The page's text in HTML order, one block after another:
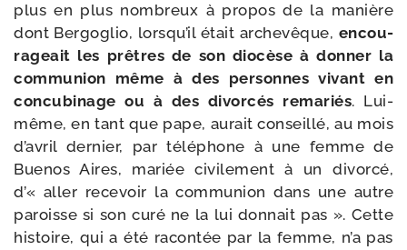
plus en plus nom­breux à pro­pos de la manière
dont Bergoglio, lorsqu’il était arche­vêque, encou­
ra­geait les prêtres de son dio­cèse à don­ner la
com­mu­nion même à des per­sonnes vivant en
concu­bi­nage ou à des divor­cés rema­riés. Lui-​
même, en tant que pape, aurait conseillé, au mois
d’avril der­nier, par télé­phone à une femme de
Buenos Aires, mariée civi­le­ment à un divor­cé,
d’« aller rece­voir la com­mu­nion dans une autre
paroisse si son curé ne la lui don­nait pas ». Cette
his­toire, qui a été racon­tée par la femme, n’a pas